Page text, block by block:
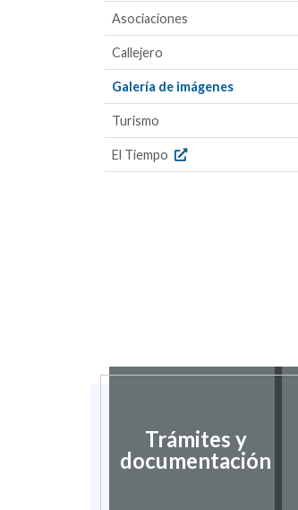
Asociaciones
Callejero
Galería de imágenes
Turismo
El Tiempo
Trámites y
documentación